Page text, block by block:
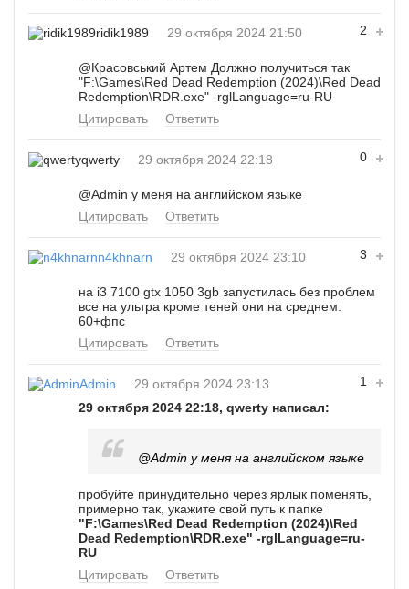
2
ridik1989 29 октября 2024 21:50
@Красовський Артем Должно получиться так
"F:\Games\Red Dead Redemption (2024)\Red Dead
Redemption\RDR.exe" -rglLanguage=ru-RU
Цитировать
Ответить
0
qwerty 29 октября 2024 22:18
@Admin у меня на английском языке
Цитировать
Ответить
3
n4khnarn 29 октября 2024 23:10
на i3 7100 gtx 1050 3gb запустилась без проблем
все на ультра кроме теней они на среднем.
60+фпс
Цитировать
Ответить
1
Admin
29 октября 2024 23:13
29 октября 2024 22:18, qwerty написал:
@Admin у меня на английском языке
пробуйте принудительно через ярлык поменять,
примерно так, укажите свой путь к папке
"F:\Games\Red Dead Redemption (2024)\Red
Dead Redemption\RDR.exe" -rglLanguage=ru-
RU
Цитировать
Ответить